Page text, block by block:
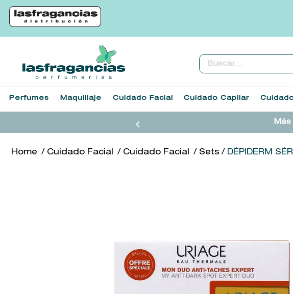
Buscar...
Perfumes Maquillaje Cuidado Facial Cuidado Capilar
Más
Cuidado Facial Cuidado Facial Sets DÉPIDERM
1.
heathcote
sol ipanema
3.
flowerbomb
4.
cleanance
9.
john frieda